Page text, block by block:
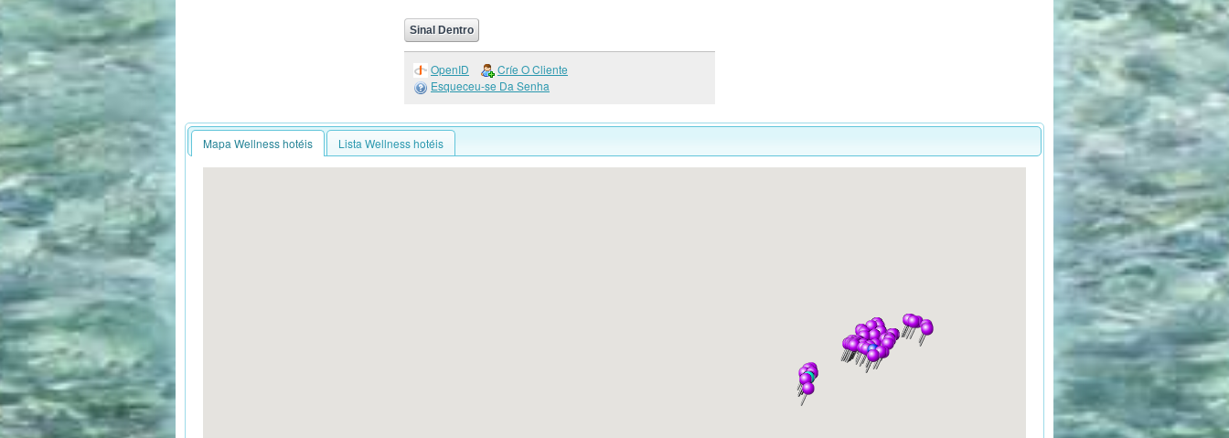
OpenID
Críe O Cliente
Esqueceu-se Da Senha
Mapa Wellness hotéis Lista Wellness hotéis